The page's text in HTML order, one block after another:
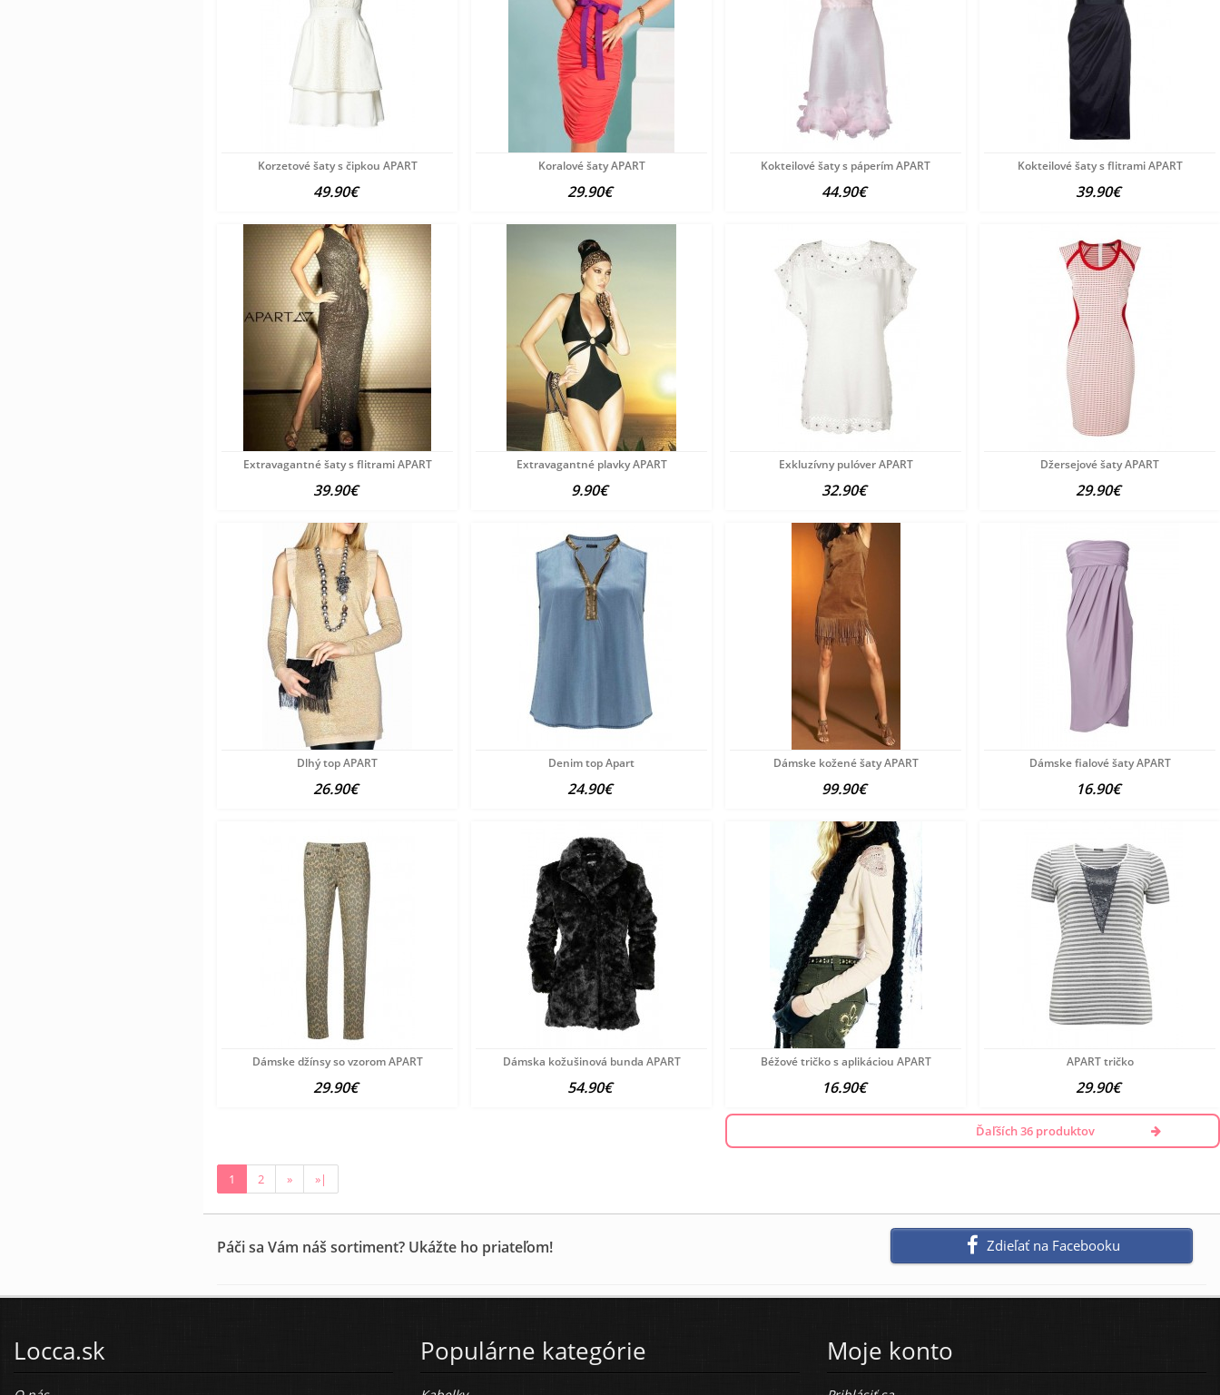
Korzetové šaty s čipkou APART
49.90€
Koralové šaty APART
29.90€
Kokteilové šaty s páperím APART
44.90€
Kokteilové šaty s flitrami APART
39.90€
Extravagantné šaty s flitrami APART
39.90€
Extravagantné plavky APART
9.90€
Exkluzívny pulóver APART
32.90€
Džersejové šaty APART
29.90€
Dlhý top APART
26.90€
Denim top Apart
24.90€
Dámske kožené šaty APART
99.90€
Dámske fialové šaty APART
16.90€
Dámske džínsy so vzorom APART
29.90€
Dámska kožušinová bunda APART
54.90€
Béžové tričko s aplikáciou APART
16.90€
APART tričko
29.90€
Ďaľších 36 produktov
1 2 » »|
Páči sa Vám náš sortiment? Ukážte ho priateľom! Zdieľať na Facebooku
Locca.sk Populárne kategórie Moje konto